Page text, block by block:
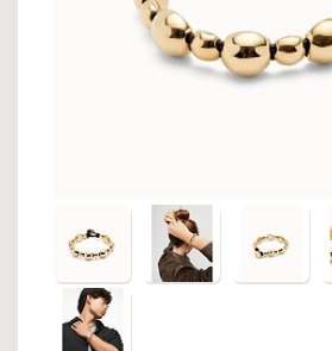
SILK | SALE
SER INTREPIDA | SS25
CADEAU MAN
CADEAUTJES VANAF € 100